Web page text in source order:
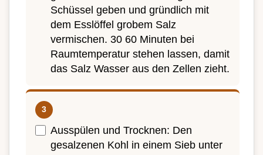
Schüssel geben und gründlich mit
dem Esslöffel grobem Salz
vermischen. 30 60 Minuten bei
Raumtemperatur stehen lassen, damit
das Salz Wasser aus den Zellen zieht.
Ausspülen und Trocknen: Den
gesalzenen Kohl in einem Sieb unter